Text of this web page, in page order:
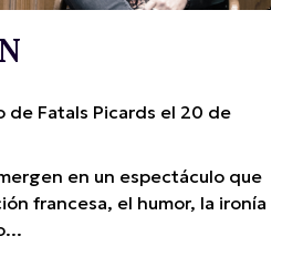
de Fatals Picards el 20 de
en un espectáculo que
francesa, el humor, la ironía